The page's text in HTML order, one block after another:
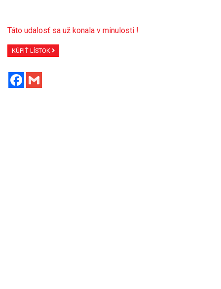
Táto udalosť sa už konala v minulosti !
KÚPIŤ LÍSTOK
Facebook